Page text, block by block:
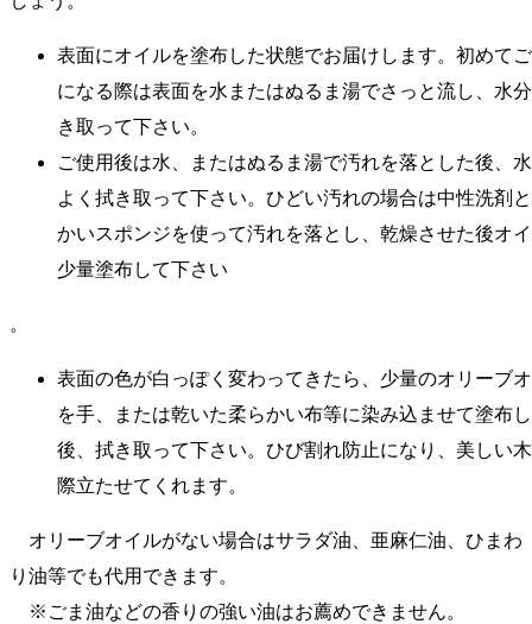
表面にオイルを塗布した状態でお届けします。初めて
になる際は表面を水またはぬるま湯でさっと流し、水
き取って下さい。
ご使用後は水、またはぬるま湯で汚れを落とした後、
よく拭き取って下さい。ひどい汚れの場合は中性洗剤
かいスポンジを使って汚れを落とし、乾燥させた後オ
少量塗布して下さい
。
表面の色が白っぽく変わってきたら、少量のオリーブ
を手、または乾いた柔らかい布等に染み込ませて塗布
後、拭き取って下さい。ひび割れ防止になり、美しい
際立たせてくれます。
オリーブオイルがない場合はサラダ油、亜麻仁油、ひまわ
り油等でも代用できます。
※ごま油などの香りの強い油はお薦めできません。